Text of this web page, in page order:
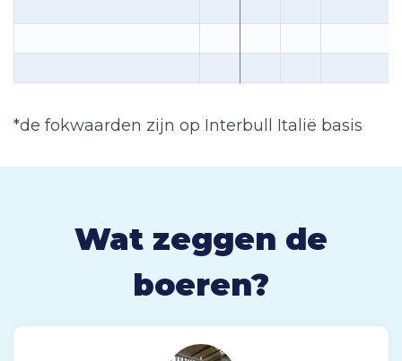
*de fokwaarden zijn op Interbull Italië basis
Wat zeggen de
boeren?